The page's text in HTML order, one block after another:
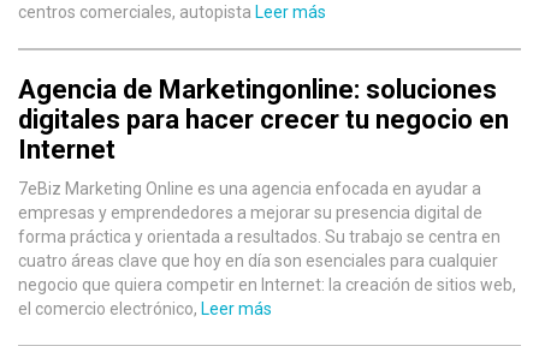
centros comerciales, autopista Leer más
Agencia de Marketingonline: soluciones
digitales para hacer crecer tu negocio en
Internet
7eBiz Marketing Online es una agencia enfocada en ayudar a
empresas y emprendedores a mejorar su presencia digital de
forma práctica y orientada a resultados. Su trabajo se centra en
cuatro áreas clave que hoy en día son esenciales para cualquier
negocio que quiera competir en Internet: la creación de sitios web,
el comercio electrónico, Leer más